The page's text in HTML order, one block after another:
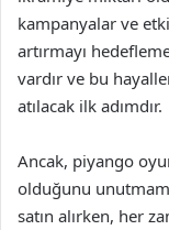
kampanyalar ve
artırmayı
vardır ve bu
atılacak ilk adımdır.
Ancak, piyango
olduğunu
satın alırken, her